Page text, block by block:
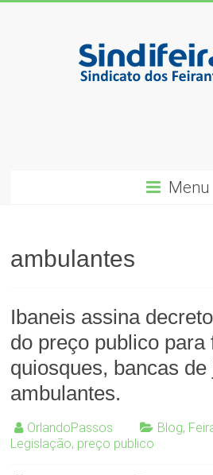
Menu
ambulantes
Ibaneis assina
do preço publico para
quiosques, bancas
ambulantes.
OrlandoPassos Blog,
Legislação, preço publico